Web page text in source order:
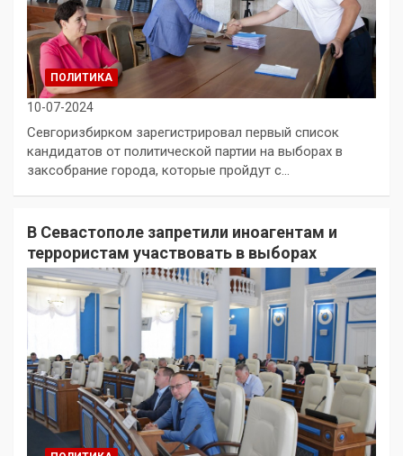
ПОЛИТИКА
10-07-2024
Севгоризбирком зарегистрировал первый список
кандидатов от политической партии на выборах в
заксобрание города, которые пройдут с…
В Севастополе запретили иноагентам и
террористам участвовать в выборах